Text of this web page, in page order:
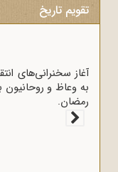
تقویم تاریخ
آغاز سخنرانی‌های
به وعاظ و روحانیون
رمضان.